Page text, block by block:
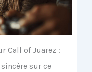
Call of Juarez :
sur ce